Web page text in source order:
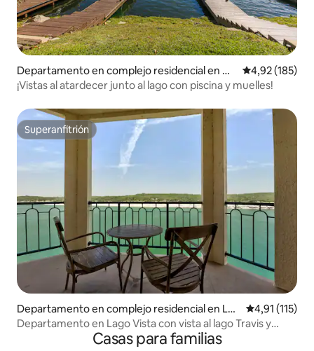
Departamento en complejo residencial en Ho
rseshoe Bay
Calificación
4,92 (185)
¡Vistas al atardecer junto al lago con piscina y muelles!
Superanfitrión
Superanfitrión
Departamento en complejo residencial en Lag
o Vista
Calificación
4,91 (115)
Departamento en Lago Vista con vista al lago Travis y
Casas para familias